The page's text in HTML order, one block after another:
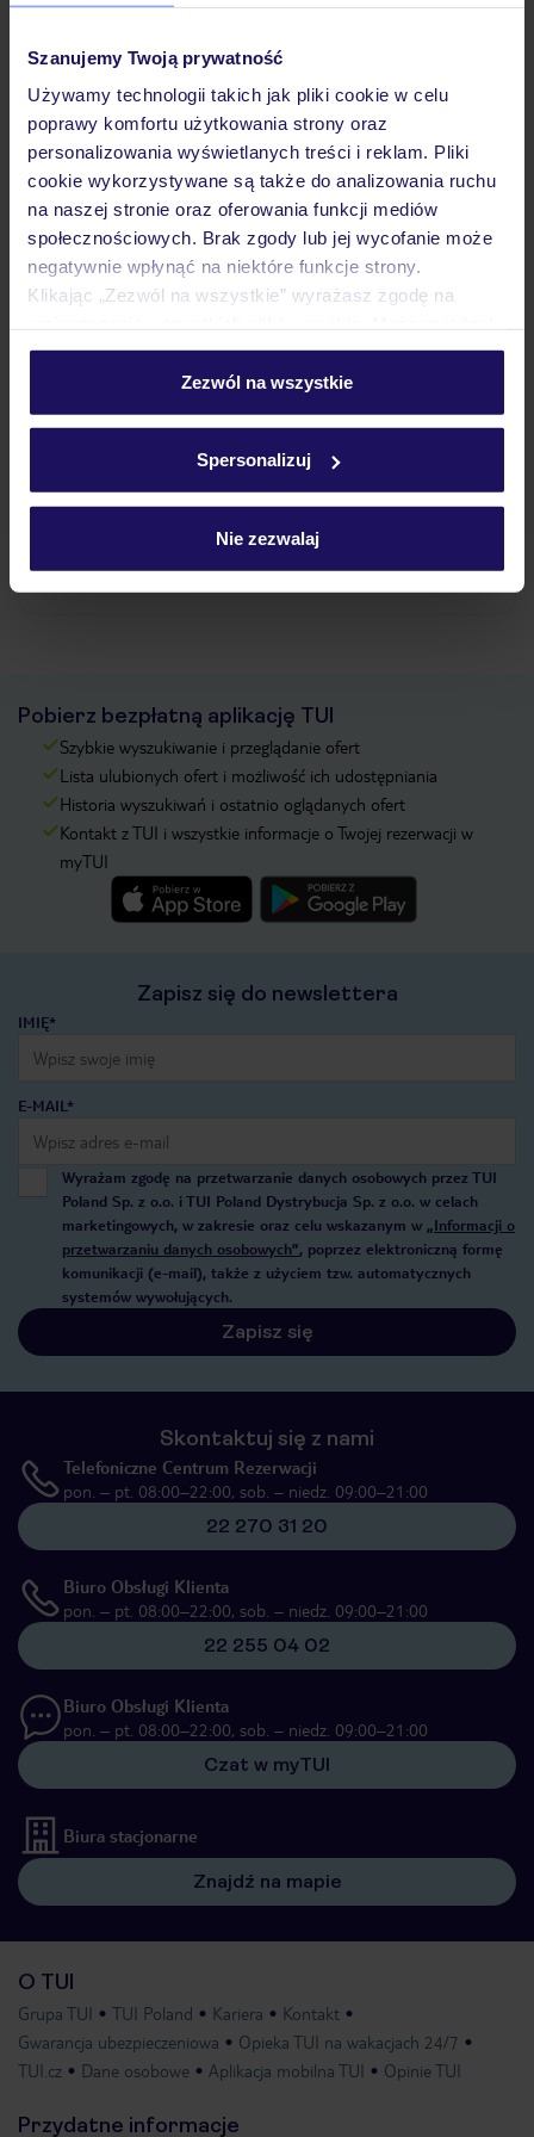
Szanujemy Twoją prywatność
Używamy technologii takich jak pliki cookie w celu
poprawy komfortu użytkowania strony oraz
personalizowania wyświetlanych treści i reklam. Pliki
cookie wykorzystywane są także do analizowania ruchu
na naszej stronie oraz oferowania funkcji mediów
społecznościowych. Brak zgody lub jej wycofanie może
negatywnie wpłynąć na niektóre funkcje strony.
Klikając „Zezwól na wszystkie” wyrażasz zgodę na
personalizować swój wybór wchodząc w zakładkę
Szczegółowe informacje o plikach cookie znajdziesz
Zezwól na wszystkie
Spersonalizuj
Nie zezwalaj
Wyżywienie
Atrakcje
Ważne informacje
Czy w Hotelu będzie przedstawiciel TUI?
Na jakiej podstawie i gdzie otrzymam karty
Zobacz więcej
Pobierz bezpłatną aplikację TUI
Szybkie wyszukiwanie i przeglądanie ofert
Lista ulubionych ofert i możliwość ich udostępniania
Historia wyszukiwań i ostatnio oglądanych ofert
Kontakt z TUI i wszystkie informacje o Twojej rezerwacji w
myTUI
Zapisz się do newslettera
IMIĘ*
E-MAIL*
Wyrażam zgodę na przetwarzanie danych osobowych przez TUI
Poland Sp. z o.o. i TUI Poland Dystrybucja Sp. z o.o. w celach
marketingowych, w zakresie oraz celu wskazanym w „Informacji o
przetwarzaniu danych osobowych”, poprzez elektroniczną formę
komunikacji (e-mail), także z użyciem tzw. automatycznych
systemów wywołujących.
Zapisz się
Skontaktuj się z nami
Telefoniczne Centrum Rezerwacji
pon. – pt. 08:00–22:00, sob. – niedz. 09:00–21:00
22 270 31 20
Biuro Obsługi Klienta
pon. – pt. 08:00–22:00, sob. – niedz. 09:00–21:00
22 255 04 02
Biuro Obsługi Klienta
pon. – pt. 08:00–22:00, sob. – niedz. 09:00–21:00
Czat w myTUI
Biura stacjonarne
Znajdź na mapie
O TUI
Grupa TUI TUI Poland Kariera
Kontakt
Gwarancja ubezpieczeniowa
Opieka TUI na wakacjach 24/7
TUI.cz
Dane osobowe Aplikacja mobilna TUI Opinie TUI
Przydatne informacje